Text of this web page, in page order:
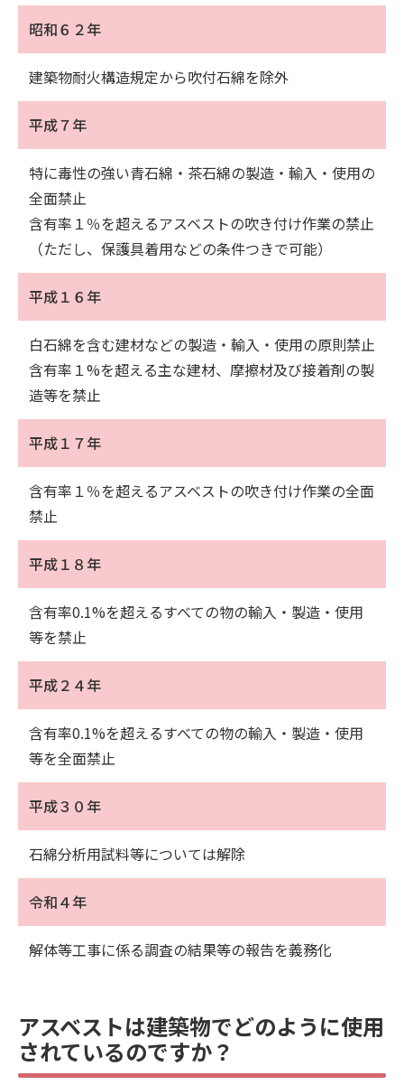
昭和６２年
建築物耐火構造規定から吹付石綿を除外
平成７年
特に毒性の強い青石綿・茶石綿の製造・輸入・使用の
全面禁止
含有率１％を超えるアスベストの吹き付け作業の禁止
（ただし、保護具着用などの条件つきで可能）
平成１６年
白石綿を含む建材などの製造・輸入・使用の原則禁止
含有率１%を超える主な建材、摩擦材及び接着剤の製
造等を禁止
平成１７年
含有率１％を超えるアスベストの吹き付け作業の全面
禁止
平成１８年
含有率0.1%を超えるすべての物の輸入・製造・使用
等を禁止
平成２４年
含有率0.1%を超えるすべての物の輸入・製造・使用
等を全面禁止
平成３０年
石綿分析用試料等については解除
令和４年
解体等工事に係る調査の結果等の報告を義務化
アスベストは建築物でどのように使用
されているのですか？